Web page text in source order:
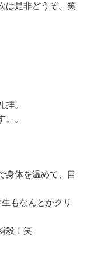
は是非どうぞ。笑
。
。
身体を温めて、目
もなんとかクリ
殺！笑